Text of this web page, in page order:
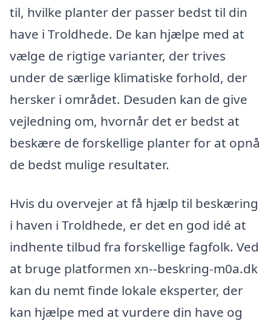
til, hvilke planter der passer bedst til din
have i Troldhede. De kan hjælpe med at
vælge de rigtige varianter, der trives
under de særlige klimatiske forhold, der
hersker i området. Desuden kan de give
vejledning om, hvornår det er bedst at
beskære de forskellige planter for at opnå
de bedst mulige resultater.
Hvis du overvejer at få hjælp til beskæring
i haven i Troldhede, er det en god idé at
indhente tilbud fra forskellige fagfolk. Ved
at bruge platformen xn--beskring-m0a.dk
kan du nemt finde lokale eksperter, der
kan hjælpe med at vurdere din have og